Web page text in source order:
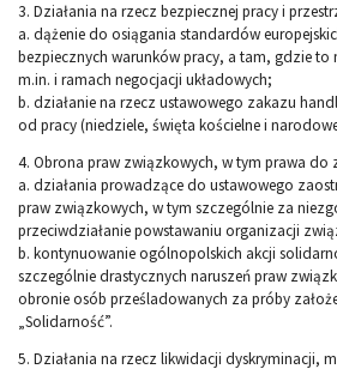
3. Działania na rzecz bezpiecznej pracy i
a. dążenie do osiągania standardów
bezpiecznych warunków pracy, a tam, gdzie to
m.in. i ramach negocjacji układowych;
b. działanie na rzecz ustawowego zakazu
od pracy (niedziele, święta kościelne i
4. Obrona praw związkowych, w tym prawa do
a. działania prowadzące do ustawowego
praw związkowych, w tym szczególnie za
przeciwdziałanie powstawaniu organizacji
b. kontynuowanie ogólnopolskich akcji
szczególnie drastycznych naruszeń praw
obronie osób prześladowanych za próby
„Solidarność”.
5. Działania na rzecz likwidacji dyskryminacji,